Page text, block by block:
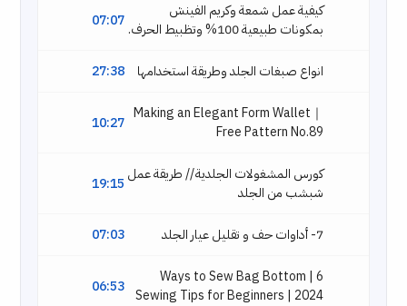
07:07
كيفية عمل شمعة وكريم الفينش
بمكونات طبيعية 100% وتظبيط الحرف.
27:38 انواع صبغات الجلد وطريقة استخدامها
10:27 Making an Elegant Form Wallet｜
Free Pattern No.89
19:15 كورس المشغولات الجلدية // طريقة عمل
شبشب من الجلد
07:03 7- أداوات حف و تقليل عيار الجلد
06:53
6 Ways to Sew Bag Bottom |
Sewing Tips for Beginners | 2024